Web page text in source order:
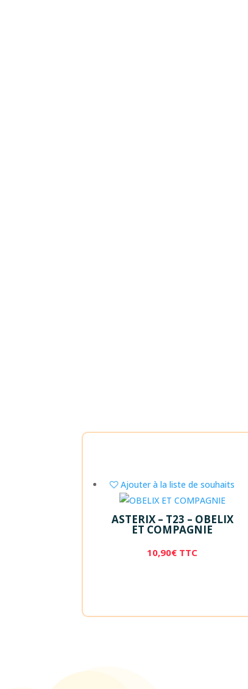
Ajouter à la liste de souhaits
ASTERIX – T23 – OBELIX
ET COMPAGNIE
10,90€ TTC